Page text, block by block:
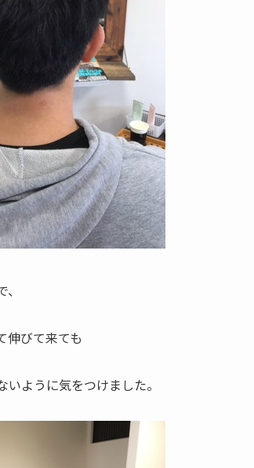
伸びて来ても
ように気をつけました。